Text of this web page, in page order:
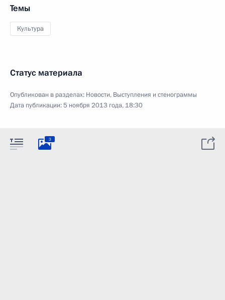
Темы
Культура
Статус материала
Опубликован в разделах: Новости, Выступления и стенограммы
Дата публикации:5 ноября 2013 года, 18:30
3